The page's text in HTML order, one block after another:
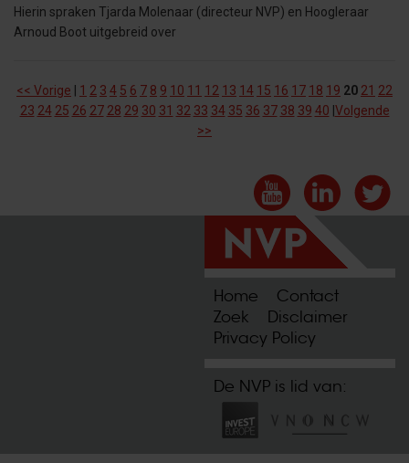
Hierin spraken Tjarda Molenaar (directeur NVP) en Hoogleraar
Arnoud Boot uitgebreid over
<< Vorige 1 2 3 4 5 6 7 8 9 10 11 12 13 14 15 16 17 18 19 20 21 22
23 24 25 26 27 28 29 30 31 32 33 34 35 36 37 38 39 40 Volgende
>>
Home
Contact
Zoek
Disclaimer
Privacy Policy
De NVP is lid van: